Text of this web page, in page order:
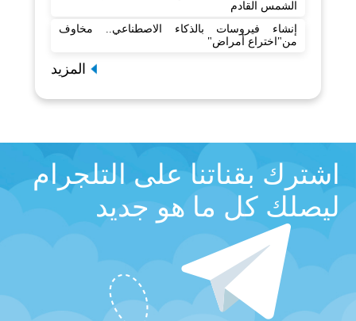
الشمس القادم
إنشاء فيروسات بالذكاء الاصطناعي.. مخاوف
من"اختراع أمراض"
المزيد
اشترك بقناتنا على التلجرام
ليصلك كل ما هو جديد